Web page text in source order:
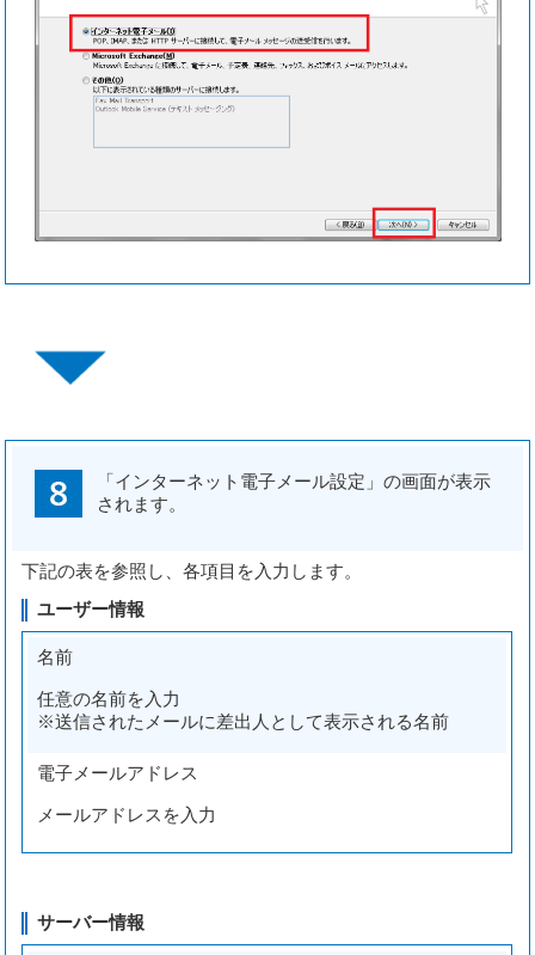
「インターネット電子メール設定」の画面が表示
されます。
下記の表を参照し、各項目を入力します。
ユーザー情報
名前
任意の名前を入力
※送信されたメールに差出人として表示される名前
電子メールアドレス
メールアドレスを入力
サーバー情報